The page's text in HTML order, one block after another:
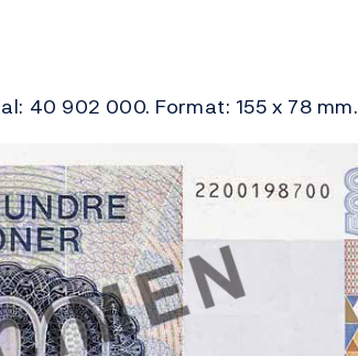
40 902 000. Format: 155 x 78 mm.